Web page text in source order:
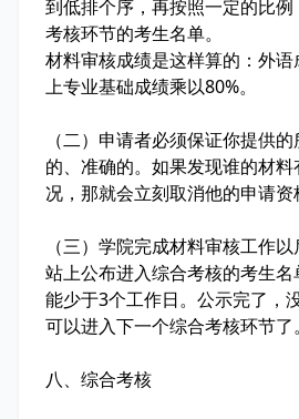
到低排个序，再按照一定的比
考核环节的考生名单。
材料审核成绩是这样算的：外
上专业基础成绩乘以80%。
（二）申请者必须保证你提供
的、准确的。如果发现谁的材
况，那就会立刻取消他的申请资
（三）学院完成材料审核工作
站上公布进入综合考核的考生
能少于3个工作日。公示完了，
可以进入下一个综合考核环节了。
八、综合考核